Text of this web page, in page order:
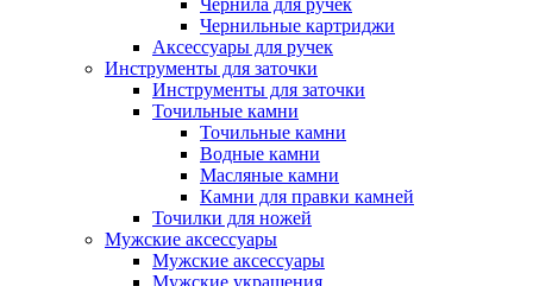
Чернильные картриджи
Аксессуары для ручек
Инструменты для заточки
Инструменты для заточки
Точильные камни
Точильные камни
Водные камни
Масляные камни
Камни для правки камней
Точилки для ножей
Мужские аксессуары
Мужские аксессуары
Мужские украшения